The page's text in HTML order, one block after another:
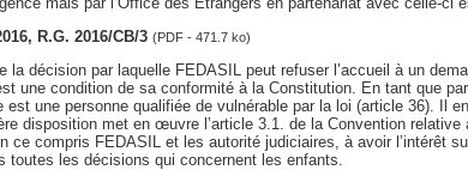
R.G. 2016/CB/3 (PDF - 471.7 ko)
la décision par laquelle FEDASIL peut refuser l’accueil à un
une condition de sa conformité à la Constitution. En tant que
est une personne qualifiée de vulnérable par la loi (article 36). Il
disposition met en œuvre l’article 3.1. de la Convention relative
ce compris FEDASIL et les autorité judiciaires, à avoir l’intérêt
toutes les décisions qui concernent les enfants.